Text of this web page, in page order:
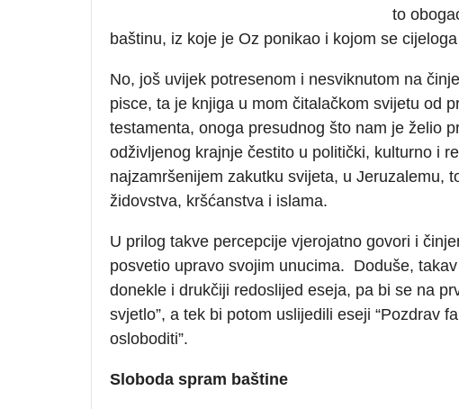
to
baštinu, iz koje je Oz ponikao i kojom se
No, još uvijek potresenom i nesviknutom na
pisce, ta je knjiga u mom čitalačkom svijetu od
testamenta, onoga presudnog što nam je želio
odživljenog krajnje čestito u politički, kulturno i
najzamršenijem zakutku svijeta, u Jeruzalemu,
židovstva, kršćanstva i islama.
U prilog takve percepcije vjerojatno govori i
posvetio upravo svojim unucima. Doduše,
donekle i drukčiji redoslijed eseja, pa bi se na
svjetlo”, a tek bi potom uslijedili eseji “Pozdrav
osloboditi”.
Sloboda spram baštine